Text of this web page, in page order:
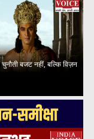
बजट नहीं, बल्कि विज़न